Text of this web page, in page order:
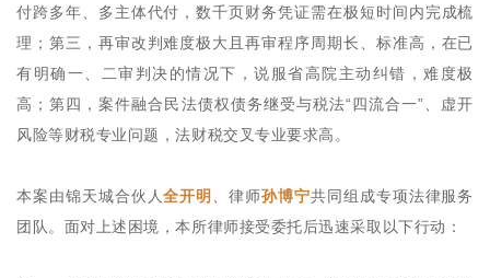
付跨多年、多主体代付，数千页财务凭证需在极短时间内完成梳
理；第三，再审改判难度极大且再审程序周期长、标准高，在已
有明确一、二审判决的情况下，说服省高院主动纠错，难度极
高；第四，案件融合民法债权债务继受与税法“四流合一”、虚开
风险等财税专业问题，法财税交叉专业要求高。
本案由锦天城合伙人全开明 、律师孙博宁共同组成专项法律服务
团队。面对上述困境，本所律师接受委托后迅速采取以下行动：